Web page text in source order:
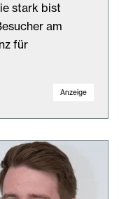
stark bist
am
für
Anzeige